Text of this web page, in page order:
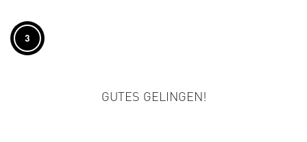
3
GUTES GELINGEN!